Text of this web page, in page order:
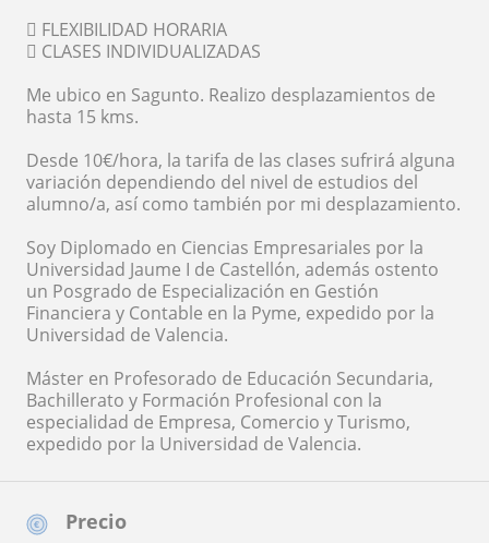
Precio
 FLEXIBILIDAD HORARIA
 CLASES INDIVIDUALIZADAS
Me ubico en Sagunto. Realizo desplazamientos de
hasta 15 kms.
Desde 10€/hora, la tarifa de las clases sufrirá alguna
variación dependiendo del nivel de estudios del
alumno/a, así como también por mi desplazamiento.
Soy Diplomado en Ciencias Empresariales por la
Universidad Jaume I de Castellón, además ostento
un Posgrado de Especialización en Gestión
Financiera y Contable en la Pyme, expedido por la
Universidad de Valencia.
Máster en Profesorado de Educación Secundaria,
Bachillerato y Formación Profesional con la
especialidad de Empresa, Comercio y Turismo,
expedido por la Universidad de Valencia.